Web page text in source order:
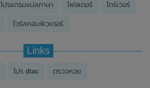
โปรแกรมแปลภาษา โฟลเดอร์ ไดร์เวอร์
ไวรัสคอมพิวเตอร์
Links
โปร dtac ตรวจหวย